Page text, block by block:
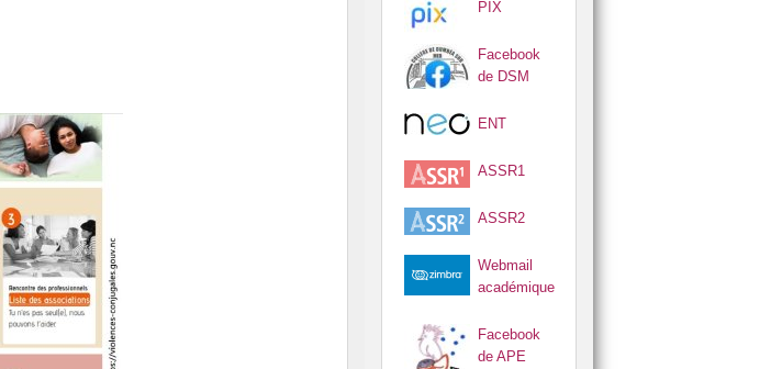
PIX
Facebook
de DSM
ENT
ASSR1
ASSR2
Webmail
académique
Facebook
de APE